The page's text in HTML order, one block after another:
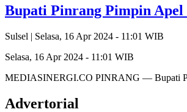
Bupati Pinrang Pimpin
Sulsel | Selasa, 16 Apr 2024 - 11:01 WIB
Selasa, 16 Apr 2024 - 11:01 WIB
MEDIASINERGI.CO PINRANG — Bupati
Advertorial